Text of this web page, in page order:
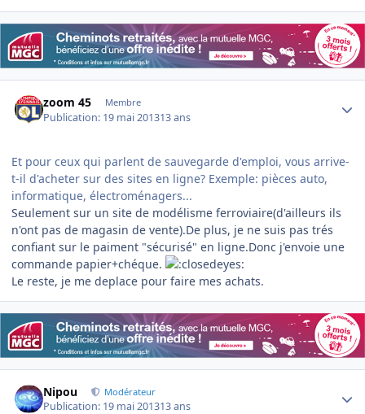
zoom 45 Membre
Publication: 19 mai 201313 ans
Et pour ceux qui parlent de sauvegarde d'emploi, vous arrive-
t-il d'acheter sur des sites en ligne? Exemple: pièces auto,
informatique, électroménagers...
Seulement sur un site de modélisme ferroviaire(d'ailleurs ils
n'ont pas de magasin de vente).De plus, je ne suis pas trés
confiant sur le paiment "sécurisé" en ligne.Donc j'envoie une
commande papier+chéque.
Le reste, je me deplace pour faire mes achats.
Nipou Modérateur
Publication: 19 mai 201313 ans